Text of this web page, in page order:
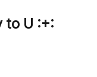
to U :+: